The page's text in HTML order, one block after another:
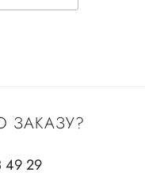
ЗАКАЗУ?
49 29